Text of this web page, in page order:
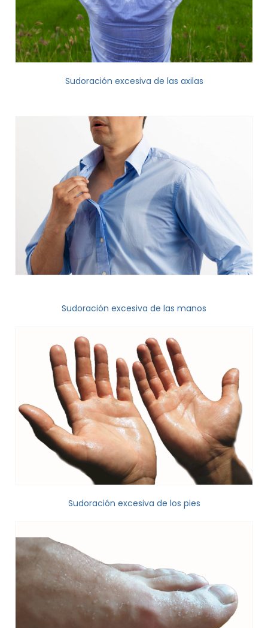
Sudoración excesiva de las axilas
Sudoración excesiva de las manos
Sudoración excesiva de los pies